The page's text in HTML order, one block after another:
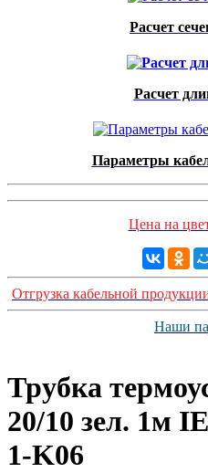
Расчет
Расчет
Параметры
Цена на
Отгрузка кабельной
Наши
Трубка
20/10 зел. 1м
1-K06